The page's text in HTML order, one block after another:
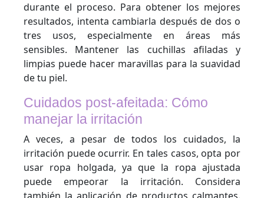
durante el proceso. Para obtener los mejores
resultados, intenta cambiarla después de dos o
tres usos, especialmente en áreas más
sensibles. Mantener las cuchillas afiladas y
limpias puede hacer maravillas para la suavidad
de tu piel.
Cuidados post-afeitada: Cómo
manejar la irritación
A veces, a pesar de todos los cuidados, la
irritación puede ocurrir. En tales casos, opta por
usar ropa holgada, ya que la ropa ajustada
puede empeorar la irritación. Considera